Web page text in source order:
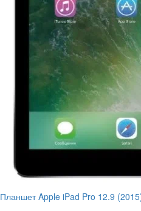
Планшет Apple iPad Pro 12.9